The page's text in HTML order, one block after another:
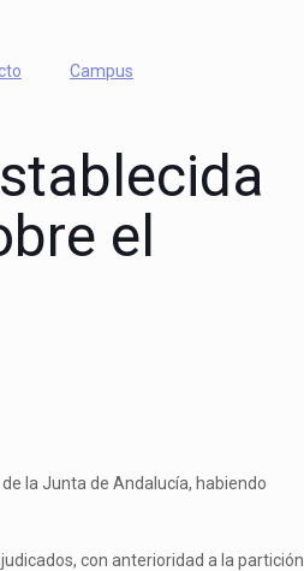
Campus
el
la Junta de Andalucía, habiendo
con anterioridad a la partición